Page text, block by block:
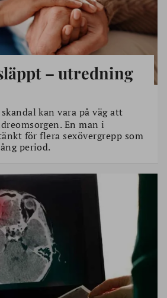
– utredning
kan vara på väg att
En man i
för flera sexövergrepp som
period.